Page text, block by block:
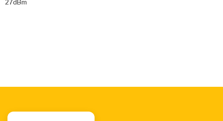
27dBm